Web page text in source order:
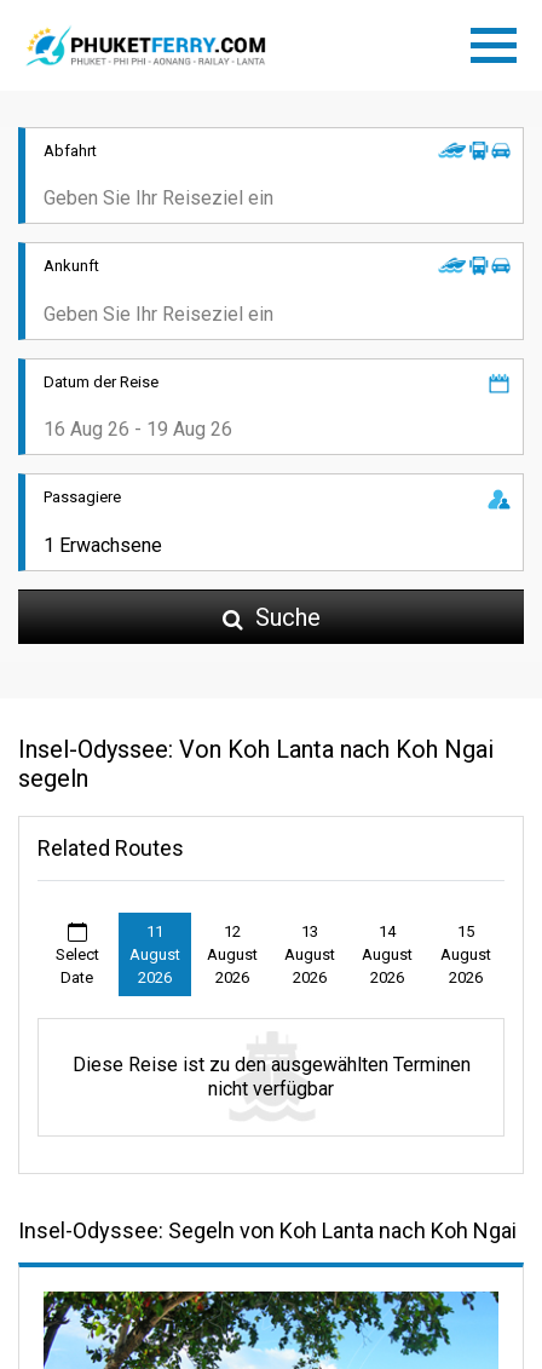
Abfahrt
Ankunft
Datum der Reise
Passagiere
Suche
Insel-Odyssee: Von Koh Lanta nach Koh Ngai
segeln
Related Routes
Select
Date
11
August
2026
12
August
2026
13
August
2026
14
August
2026
15
August
2026
Diese Reise ist zu den ausgewählten Terminen
nicht verfügbar
Insel-Odyssee: Segeln von Koh Lanta nach Koh Ngai